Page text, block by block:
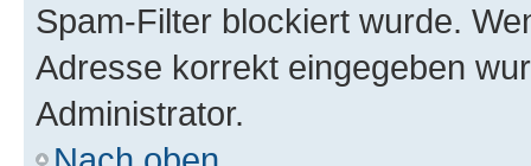
Spam-Filter blockiert wurde.
Adresse korrekt eingegeben
Administrator.